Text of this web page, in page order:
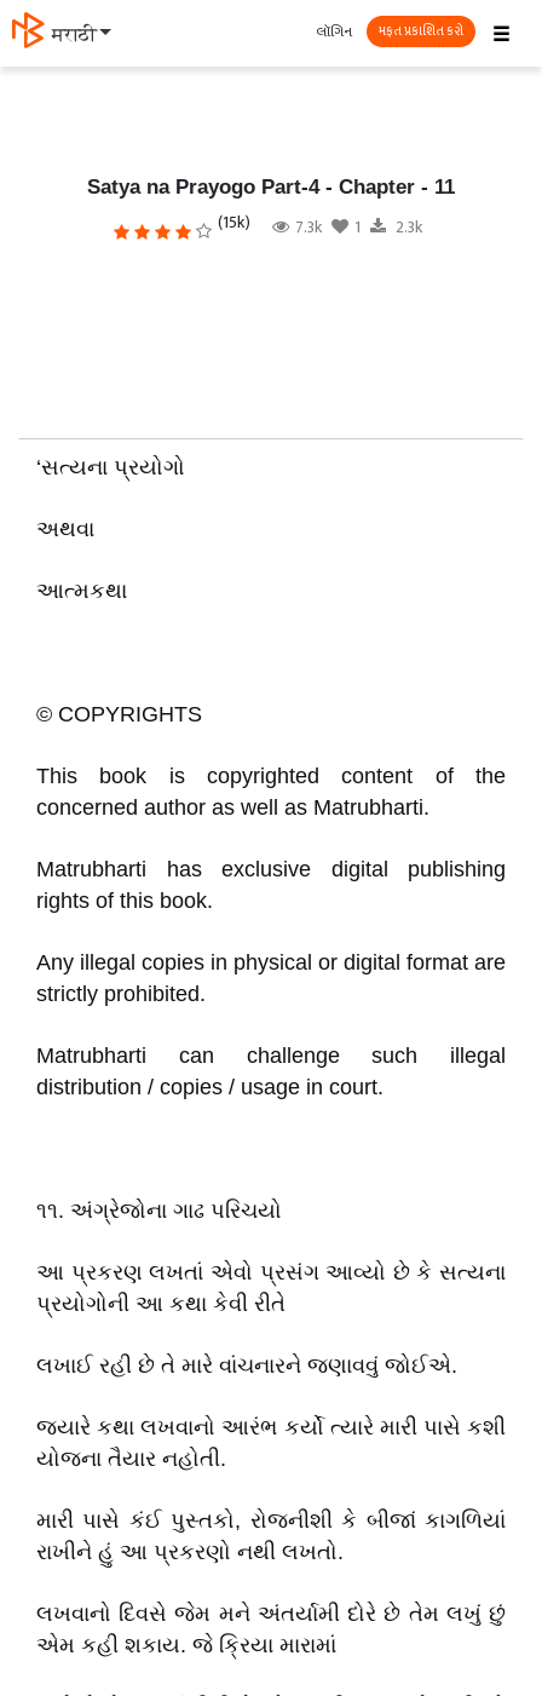
मराठी ☰
લૉગિન મફત પ્રકાશિત કરો
Satya na Prayogo Part-4 - Chapter - 11
(15k) 7.3k 1 2.3k
‘સત્યના પ્રયોગો
અથવા
આત્મકથા
© COPYRIGHTS
This book is copyrighted content of the
concerned author as well as Matrubharti.
Matrubharti has exclusive digital publishing
rights of this book.
Any illegal copies in physical or digital format are
strictly prohibited.
Matrubharti can challenge such illegal
distribution / copies / usage in court.
૧૧. અંગ્રેજોના ગાઢ પરિચયો
આ પ્રકરણ લખતાં એવો પ્રસંગ આવ્યો છે કે સત્યના
પ્રયોગોની આ કથા કેવી રીતે
લખાઈ રહી છે તે મારે વાંચનારને જણાવવું જોઈએ.
જ્યારે કથા લખવાનો આરંભ કર્યો ત્યારે મારી પાસે કશી
યોજના તૈયાર નહોતી.
મારી પાસે કંઈ પુસ્તકો, રોજનીશી કે બીજાં કાગળિયાં
રાખીને હું આ પ્રકરણો નથી લખતો.
લખવાનો દિવસે જેમ મને અંતર્યામી દોરે છે તેમ લખું છું
એમ કહી શકાય. જે ક્રિયા મારામાં